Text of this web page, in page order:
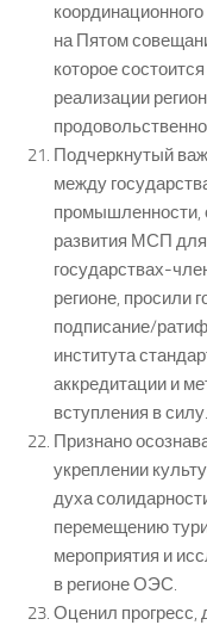
на Пятом
которое
реализации
Подчеркнутый
между
промышленности,
развития МСП
государствах-
регионе, просили
подписание/
института
аккредитации и
вступления в силу.
Признано
укреплении
духа
перемещению
мероприятия и
в регионе ОЭС.
Оценил прогресс,